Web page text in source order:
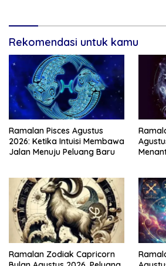
Rekomendasi untuk kamu
Ramalan Pisces Agustus
2026: Ketika Intuisi Membawa
Jalan Menuju Peluang Baru
Ramalan Zodiak Capricorn